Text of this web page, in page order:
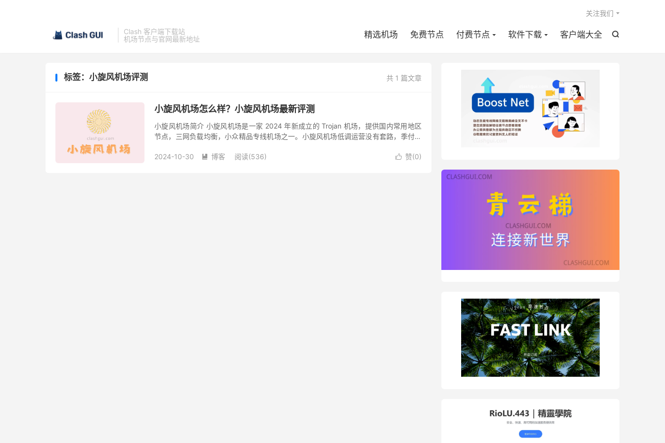
Clash 客户端下载站
机场节点与官网最新地址

精选机场 免费节点 付费节点 软件下载 客户端大全
关注我们
共 1 篇文章
标签：小旋风机场评测
小旋风机场怎么样？小旋风机场最新评测
小旋风机场简介 小旋风机场是一家 2024 年新成立的 Trojan 机场，提供国内常用地区
节点，三网负载均衡，小众精品专线机场之一。小旋风机场低调运营没有套路，季付、
 赞(0)
2024-10-30  博客 阅读(536)